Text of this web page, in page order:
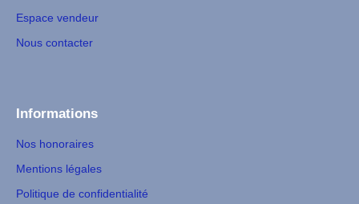
Espace vendeur
Nous contacter
Informations
Nos honoraires
Mentions légales
Politique de confidentialité